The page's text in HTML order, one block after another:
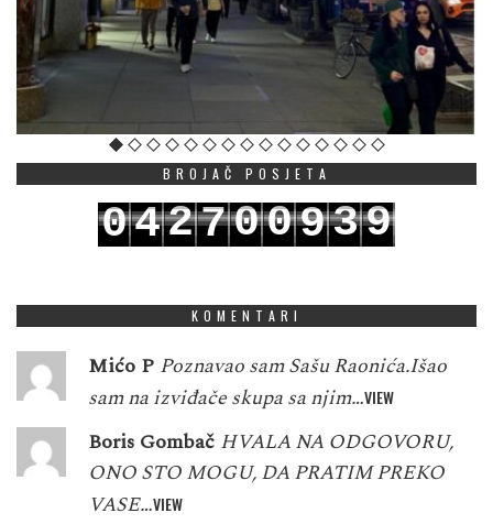
BROJAČ POSJETA
042700939
KOMENTARI
Mićo P Poznavao sam Sašu Raonića.Išao
sam na izviđače skupa sa njim…VIEW
Boris Gombač HVALA NA ODGOVORU,
ONO STO MOGU, DA PRATIM PREKO
VASE…VIEW